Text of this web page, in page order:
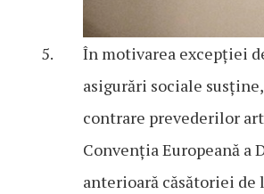
În motivarea excepției
asigurări sociale
contrare prevederilor
Convenția Europeană a
anterioară căsătoriei